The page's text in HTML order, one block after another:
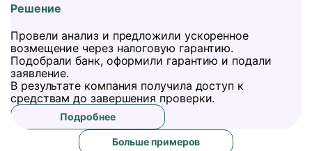
Решение
Провели анализ и предложили ускоренное
возмещение через налоговую гарантию.
Подобрали банк, оформили гарантию и подали
заявление.
В результате компания получила доступ к
средствам до завершения проверки.
Подробнее
Больше примеров